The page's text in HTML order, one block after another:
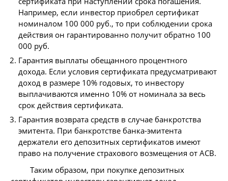
Например, если инвестор приобрел сертификат
номиналом 100 000 руб., то при соблюдении срока
действия он гарантированно получит обратно 100
000 руб.
Гарантия выплаты обещанного процентного
дохода. Если условия сертификата предусматривают
доход в размере 10% годовых, то инвестору
выплачиваются именно 10% от номинала за весь
срок действия сертификата.
Гарантия возврата средств в случае банкротства
эмитента. При банкротстве банка-эмитента
держатели его депозитных сертификатов имеют
право на получение страхового возмещения от АСВ.
Таким образом, при покупке депозитных